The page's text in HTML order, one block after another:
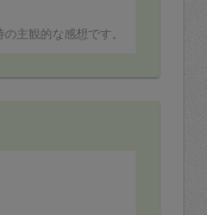
主観的な感想です。